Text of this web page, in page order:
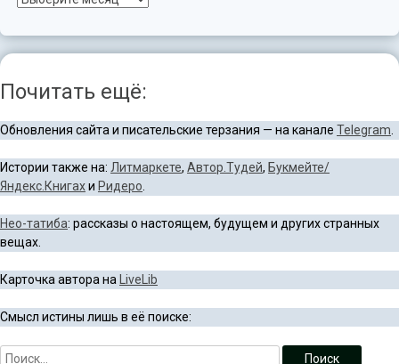
Почитать ещё:
Обновления сайта и писательские терзания — на канале Telegram
Истории также на: Литмаркете, Автор.Тудей, Букмейте/
Яндекс.Книгахи Ридеро
Нео-татиба: рассказы о настоящем, будущем и других странных
вещах.
Карточка автора на LiveLib
Смысл истины лишь в её поиске: